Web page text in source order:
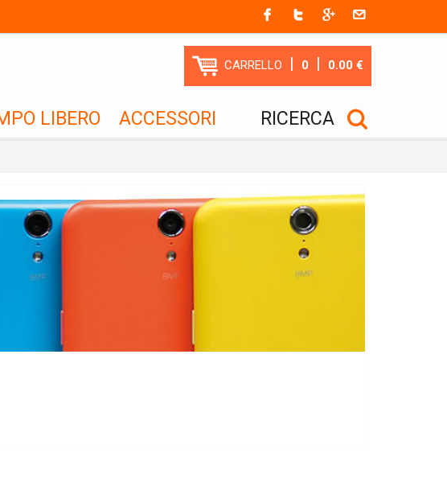
LIBERO ACCESSORI RICERCA
CARRELLO | 0 | 0.00 €